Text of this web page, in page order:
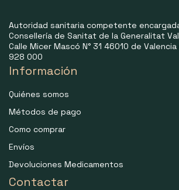
Autoridad sanitaria competente
Consellería de Sanitat de la Generalitat
Calle Micer Mascó N° 31 46010 de
928 000
Información
Quiénes somos
Métodos de pago
Como comprar
Envíos
Devoluciones Medicamentos
Contactar